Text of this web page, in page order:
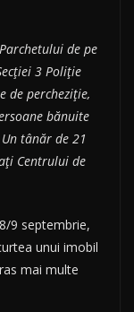
de pe
3 Poliție
de percheziție,
bănuite
tânăr de 21
Centrului de
9 septembrie,
unui imobil
mai multe